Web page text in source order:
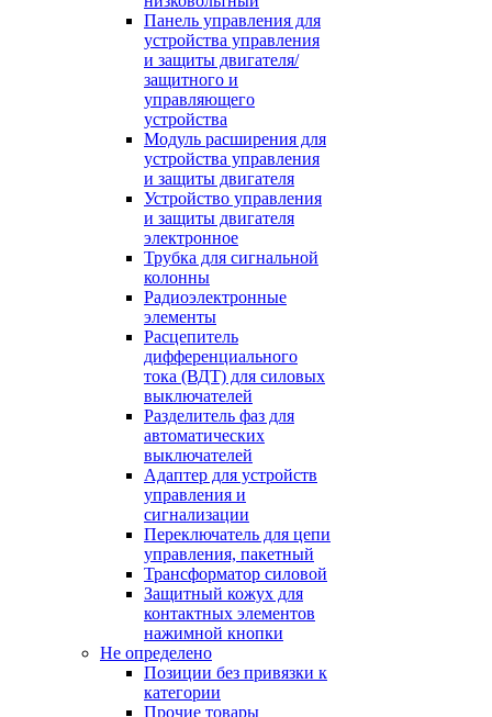
Панель управления для
устройства управления
и защиты двигателя/
защитного и
управляющего
устройства
Модуль расширения для
устройства управления
и защиты двигателя
Устройство управления
и защиты двигателя
электронное
Трубка для сигнальной
колонны
Радиоэлектронные
элементы
Расцепитель
дифференциального
тока (ВДТ) для силовых
выключателей
Разделитель фаз для
автоматических
выключателей
Адаптер для устройств
управления и
сигнализации
Переключатель для цепи
управления, пакетный
Трансформатор силовой
Защитный кожух для
контактных элементов
нажимной кнопки
Не определено
Позиции без привязки к
категории
Прочие товары